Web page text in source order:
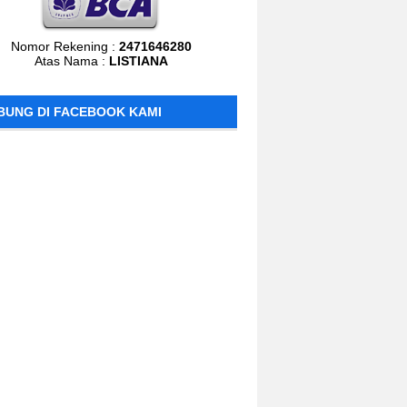
Nomor Rekening : 2471646280
Atas Nama : LISTIANA
DI FACEBOOK KAMI